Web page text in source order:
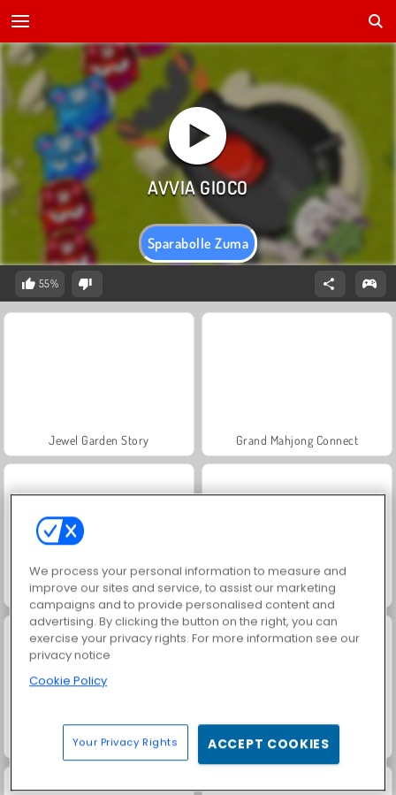
Sparabolle Zuma
55%
Jewel Garden Story Grand Mahjong Connect
Juice Merge Trollface Quest: USA 2
Harvest Honors Solitaire Social
We process your personal information to measure and
improve our sites and service, to assist our marketing
campaigns and to provide personalised content and
advertising. By clicking the button on the right, you can
exercise your privacy rights. For more information see our
privacy notice
Cookie Policy
Your Privacy Rights ACCEPT COOKIES